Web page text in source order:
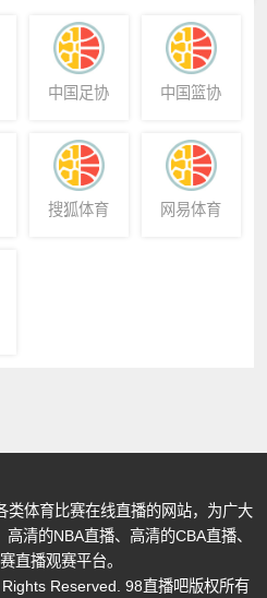
中国足协 中国篮协
搜狐体育 网易体育
类体育比赛在线直播的网站，为广大
清的NBA直播、高清的CBA直播、
直播观赛平台。
Reserved. 98直播吧版权所有